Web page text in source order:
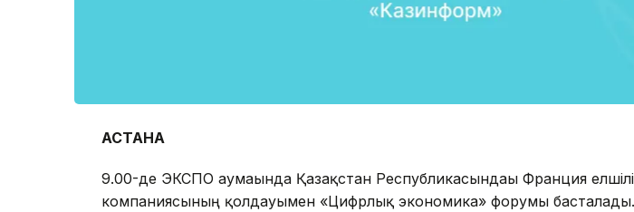
АСТАНА
9.00-де ЭКСПО аумағында Қазақстан Республикасындағы Франция
компаниясының қолдауымен «Цифрлық экономика» форумы басталады.